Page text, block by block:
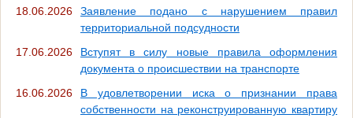
18.06.2026
Заявление подано с нарушением правил
территориальной подсудности
17.06.2026
Вступят в силу новые правила оформления
документа о происшествии на транспорте
16.06.2026
В удовлетворении иска о признании права
собственности на реконструированную квартиру